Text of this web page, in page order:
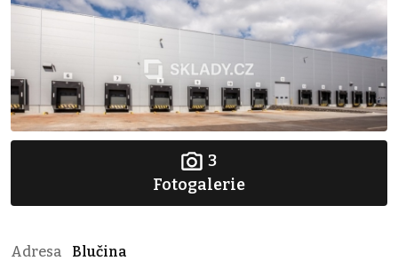
3
Fotogalerie
Adresa
Blučina